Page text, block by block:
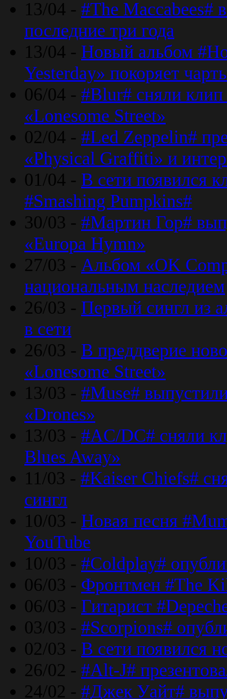
13/04 - #The Maccabees#
последние три года
13/04 - Новый альбом
Yesterday» покоряет
06/04 - #Blur# сняли клип
«Lonesome Street»
02/04 - #Led Zeppelin#
«Physical Graffiti» и
01/04 - В сети появился
#Smashing Pumpkins#
30/03 - #Мартин Гор#
«Europa Hymn»
27/03 - Альбом «OK
национальным наследием
26/03 - Первый сингл из
в сети
26/03 - В преддверие
«Lonesome Street»
13/03 - #Muse#
«Drones»
13/03 - #AC/DC# сняли
Blues Away»
11/03 - #Kaiser Chiefs#
сингл
10/03 - Новая песня
YouTube
10/03 - #Coldplay#
06/03 - Фронтмен #The
06/03 - Гитарист
03/03 - #Scorpions#
02/03 - В сети появился
26/02 - #Alt-J#
24/02 - #Джек Уайт#